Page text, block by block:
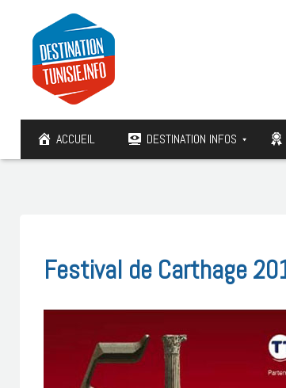
ACCUEIL DESTINATION INFOS
Festival de Carthage